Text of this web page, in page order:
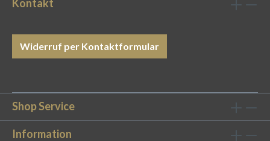
Kontakt
Widerruf per Kontaktformular
Shop Service
Information